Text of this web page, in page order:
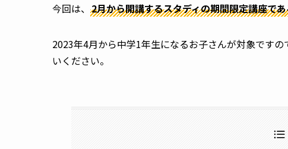
今回は、 2月から開講するスタディの期間限定講座で
2023年4月から中学1年生になるお子さんが対象です
いください。